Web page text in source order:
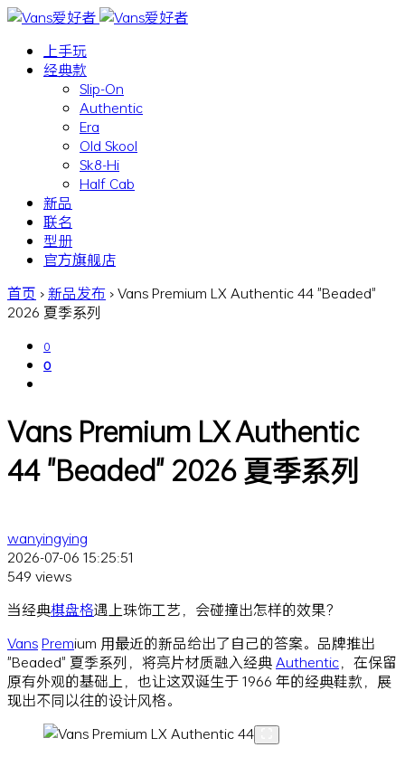
上手玩
经典款
Slip-On
Authentic
Era
Old Skool
Sk8-Hi
Half Cab
新品
联名
型册
官方旗舰店
首页 ›新品发布 ›Vans Premium LX Authentic 44 "Beaded"
2026 夏季系列
0
0
Vans Premium LX Authentic
44 "Beaded" 2026 夏季系列
wanyingying
2026-07-06 15:25:51
549 views
当经典棋盘格遇上珠饰工艺，会碰撞出怎样的效果？
VansPremium 用最近的新品给出了自己的答案。品牌推出
"Beaded" 夏季系列，将亮片材质融入经典Authentic ，在保留
原有外观的基础上，也让这双诞生于 1966 年的经典鞋款，展
现出不同以往的设计风格。